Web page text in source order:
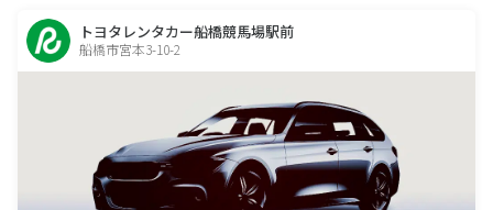
トヨタレンタカー船橋競馬場駅前
船橋市宮本3-10-2